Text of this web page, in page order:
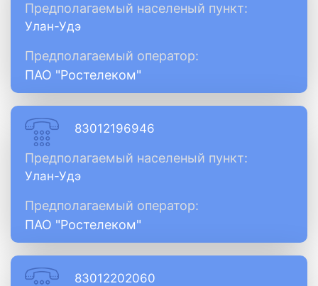
Предполагаемый населеный пункт:
Улан-Удэ
Предполагаемый оператор:
ПАО "Ростелеком"
83012196946
Предполагаемый населеный пункт:
Улан-Удэ
Предполагаемый оператор:
ПАО "Ростелеком"
83012202060